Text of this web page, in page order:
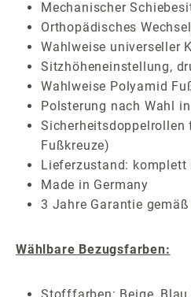
Mechanischer
Orthopädisches
Wahlweise universeller
Sitzhöheneinstellung,
Wahlweise Polyamid
Polsterung nach Wahl
Sicherheitsdoppelrollen
Fußkreuze)
Lieferzustand: komplett
Made in Germany
3 Jahre Garantie
Wählbare Bezugsfarben: